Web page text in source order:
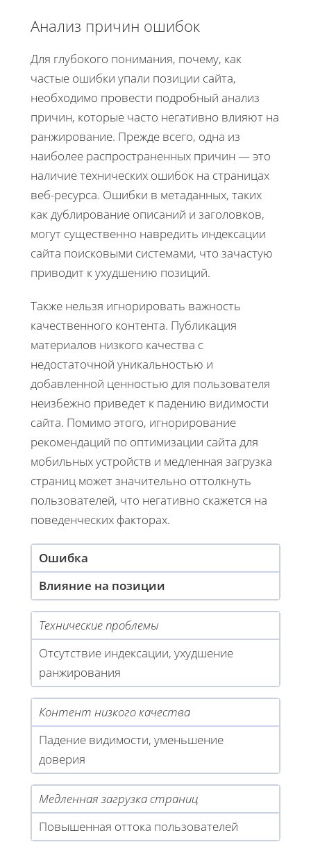
Анализ причин ошибок
Для глубокого понимания, почему, как
частые ошибки упали позиции сайта,
необходимо провести подробный анализ
причин, которые часто негативно влияют на
ранжирование. Прежде всего, одна из
наиболее распространенных причин — это
наличие технических ошибок на страницах
веб-ресурса. Ошибки в метаданных, таких
как дублирование описаний и заголовков,
могут существенно навредить индексации
сайта поисковыми системами, что зачастую
приводит к ухудшению позиций.
Также нельзя игнорировать важность
качественного контента. Публикация
материалов низкого качества с
недостаточной уникальностью и
добавленной ценностью для пользователя
неизбежно приведет к падению видимости
сайта. Помимо этого, игнорирование
рекомендаций по оптимизации сайта для
мобильных устройств и медленная загрузка
страниц может значительно оттолкнуть
пользователей, что негативно скажется на
поведенческих факторах.
Ошибка
Влияние на позиции
Технические проблемы
Отсутствие индексации, ухудшение
ранжирования
Контент низкого качества
Падение видимости, уменьшение
доверия
Медленная загрузка страниц
Повышенная оттока пользователей